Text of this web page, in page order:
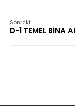
Sonraki:
D-1 TEMEL BİNA